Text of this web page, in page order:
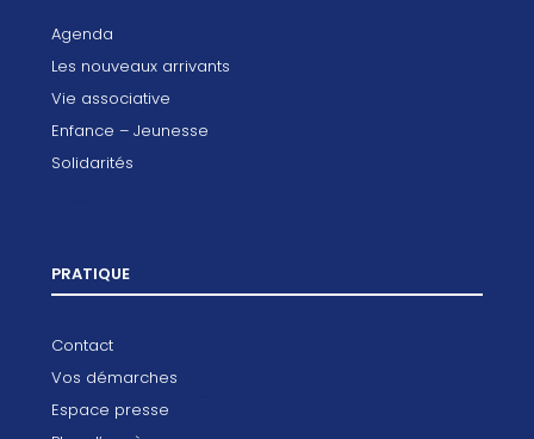
Agenda
Les nouveaux arrivants
Vie associative
Enfance – Jeunesse
Solidarités
PRATIQUE
Contact
Vos démarches
Espace presse